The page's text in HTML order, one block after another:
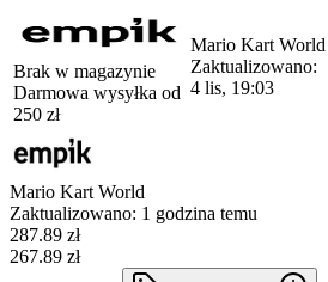
Brak w magazynie
Darmowa wysyłka od
250 zł
Mario Kart World
Zaktualizowano:
4 lis, 19:03
Mario Kart World
Zaktualizowano: 1 godzina temu
287.89 zł
267.89 zł